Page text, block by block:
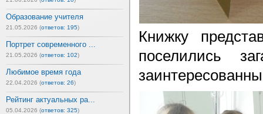
Образование учителя
21.05.2026 (ответов: 195)
Портрет современного ...
21.05.2026 (ответов: 102)
Любимое время года
22.04.2026 (ответов: 26)
Рейтинг актуальных ра...
05.04.2026 (ответов: 325)
Книжку
поселились